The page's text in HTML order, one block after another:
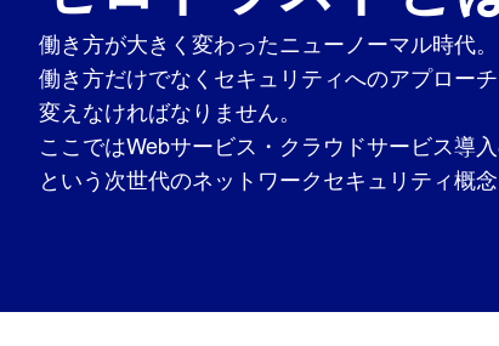
働き方が大きく変わったニューノーマル時代。
働き方だけでなくセキュリティへのアプローチ
変えなければなりません。
ここではWebサービス・クラウドサービス導
という次世代のネットワークセキュリティ概